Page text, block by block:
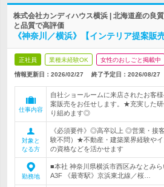
株式会社カンディハウス横浜 | 北海道産の良
と品質で高評価
《神奈川／横浜》【インテリア提案
正社員 業種未経験OK 女性のおしごと掲載中
情報更新日：2026/02/27 終了予定日： 2026/08/27
仕事内容
自社ショールームに来店されたお客
案販売をお任せします。★充実した
り組めます◎
対象と
なる方
《必須要件》◎高卒以上 ◎営業・接
験不問）★不動産・建築業界経験や
の資格などを活かせます
勤務地
■本社 神奈川県横浜市西区みなとみ
A3F 《最寄駅》京浜東北線／桜…